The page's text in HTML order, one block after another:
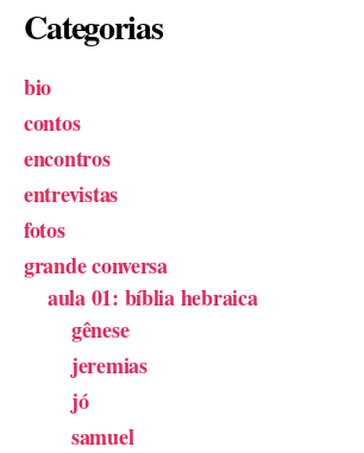
Categorias
bio
contos
encontros
entrevistas
fotos
grande conversa
aula 01: bíblia hebraica
gênese
jeremias
jó
samuel